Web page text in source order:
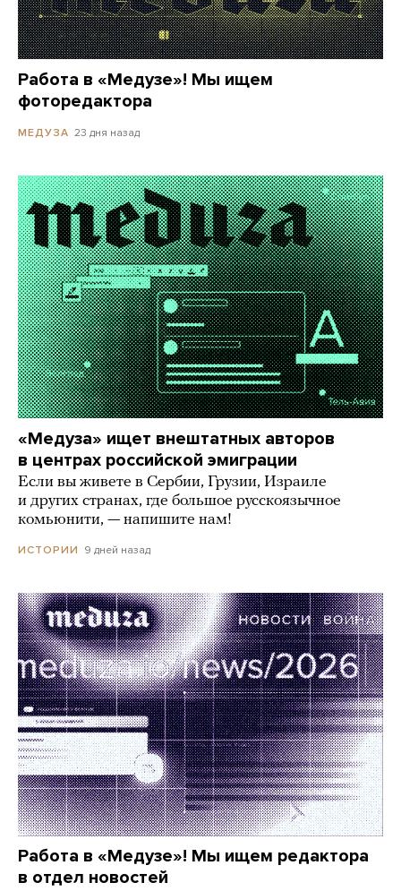
Работа в «Медузе»! Мы ищем
фоторедактора
МЕДУЗА 23 дня назад
«Медуза» ищет внештатных авторов
в центрах российской эмиграции
Если вы живете в Сербии, Грузии, Израиле
и других странах, где большое русскоязычное
комьюнити, — напишите нам!
ИСТОРИИ 9 дней назад
Работа в «Медузе»! Мы ищем редактора
в отдел новостей